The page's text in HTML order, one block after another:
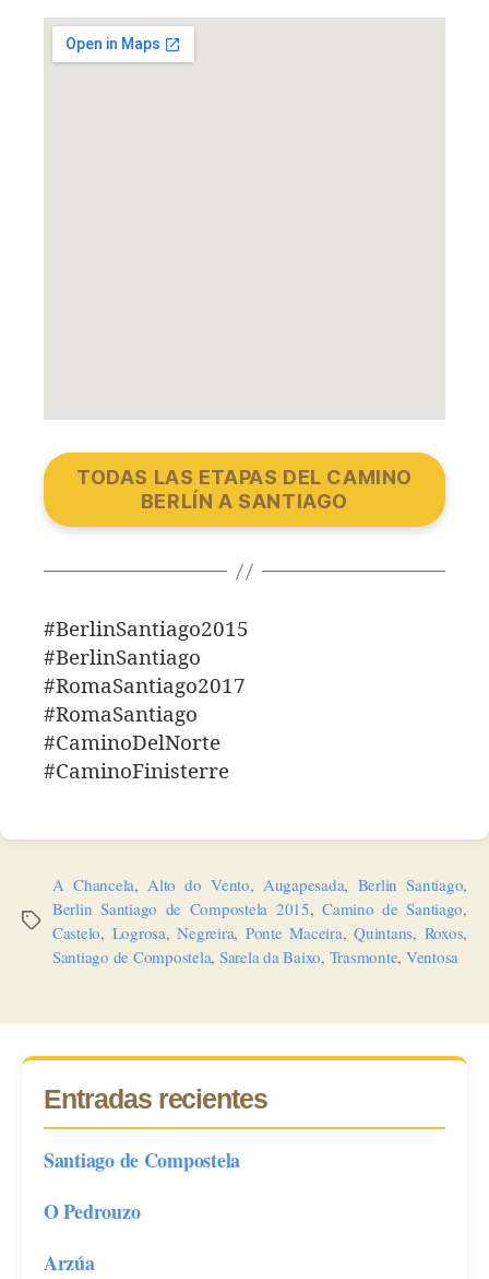
TODAS LAS ETAPAS DEL CAMINO
BERLÍN A SANTIAGO
#BerlinSantiago2015
#BerlinSantiago
#RomaSantiago2017
#RomaSantiago
#CaminoDelNorte
#CaminoFinisterre
Etiquetas
A Chancela, Alto do Vento, Augapesada, Berlin Santiago,
Berlin Santiago de Compostela 2015,Camino de Santiago,
Castelo, Logrosa,Negreira, Ponte Maceira,Quintans, Roxos,
Santiago de Compostela, Sarela da Baixo, Trasmonte, Ventosa
Entradas recientes
Santiago de Compostela
O Pedrouzo
Arzúa